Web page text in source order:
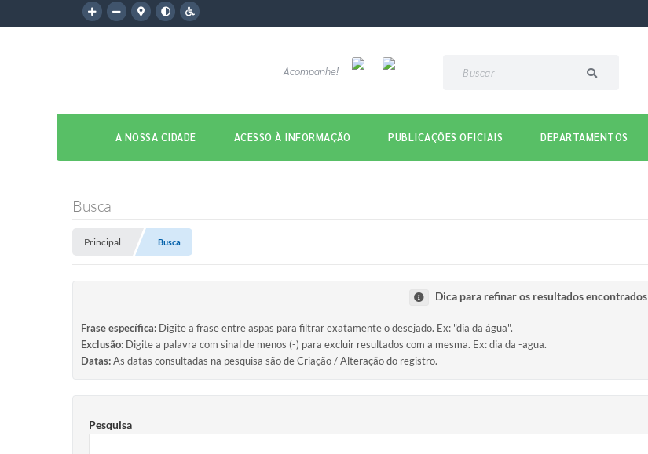
Acompanhe!
A NOSSA CIDADE ACESSO À INFORMAÇÃO PUBLICAÇÕES OFICIAIS DEPARTAMENTOS
Busca
Principal Busca
Dica para refinar os resultados encontrados
Frase específica: Digite a frase entre aspas para filtrar exatamente o desejado. Ex: "dia da água".
Exclusão: Digite a palavra com sinal de menos (-) para excluir resultados com a mesma. Ex: dia da -agua.
Datas:As datas consultadas na pesquisa são de Criação / Alteração do registro.
Pesquisa